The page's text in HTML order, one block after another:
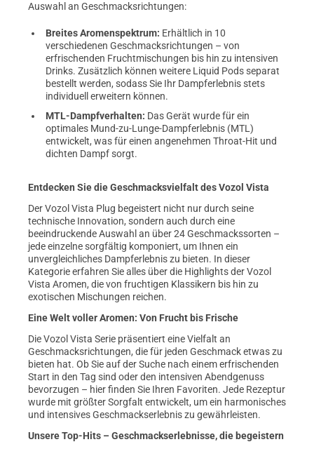
Auswahl an Geschmacksrichtungen:
Breites Aromenspektrum: Erhältlich in 10
verschiedenen Geschmacksrichtungen – von
erfrischenden Fruchtmischungen bis hin zu intensiven
Drinks. Zusätzlich können weitere Liquid Pods separat
bestellt werden, sodass Sie Ihr Dampferlebnis stets
individuell erweitern können.
MTL-Dampfverhalten: Das Gerät wurde für ein
optimales Mund-zu-Lunge-Dampferlebnis (MTL)
entwickelt, was für einen angenehmen Throat-Hit und
dichten Dampf sorgt.
Entdecken Sie die Geschmacksvielfalt des Vozol Vista
Der Vozol Vista Plug begeistert nicht nur durch seine
technische Innovation, sondern auch durch eine
beeindruckende Auswahl an über 24 Geschmackssorten –
jede einzelne sorgfältig komponiert, um Ihnen ein
unvergleichliches Dampferlebnis zu bieten. In dieser
Kategorie erfahren Sie alles über die Highlights der Vozol
Vista Aromen, die von fruchtigen Klassikern bis hin zu
exotischen Mischungen reichen.
Eine Welt voller Aromen: Von Frucht bis Frische
Die Vozol Vista Serie präsentiert eine Vielfalt an
Geschmacksrichtungen, die für jeden Geschmack etwas zu
bieten hat. Ob Sie auf der Suche nach einem erfrischenden
Start in den Tag sind oder den intensiven Abendgenuss
bevorzugen – hier finden Sie Ihren Favoriten. Jede Rezeptur
wurde mit größter Sorgfalt entwickelt, um ein harmonisches
und intensives Geschmackserlebnis zu gewährleisten.
Unsere Top-Hits – Geschmackserlebnisse, die begeistern